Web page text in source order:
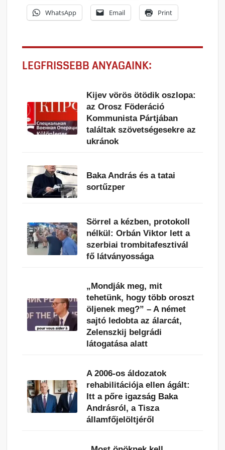
WhatsApp Email Print
LEGFRISSEBB ANYAGAINK:
Kijev vörös ötödik oszlopa:
az Orosz Föderáció
Kommunista Pártjában
találtak szövetségesekre az
ukránok
Baka András és a tatai
sortűzper
Sörrel a kézben, protokoll
nélkül: Orbán Viktor lett a
szerbiai trombitafesztivál
fő látványossága
„Mondják meg, mit
tehetünk, hogy több oroszt
öljenek meg?” – A német
sajtó ledobta az álarcát,
Zelenszkij belgrádi
látogatása alatt
A 2006-os áldozatok
rehabilitációja ellen ágált:
Itt a pőre igazság Baka
Andrásról, a Tisza
államfőjelöltjéről